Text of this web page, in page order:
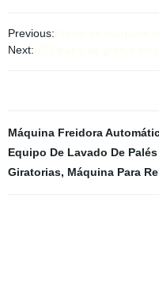
Previous:
Next:
Máquina Freidora
Equipo De Lavado De
Giratorias, Máquina Para